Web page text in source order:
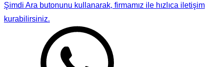
Şimdi Ara butonunu kullanarak, firmamız ile hızlıca iletişim
kurabilirsiniz.